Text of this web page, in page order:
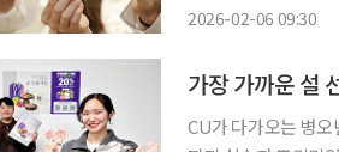
2026-02-06 09:30
CU가 다가오는 병오